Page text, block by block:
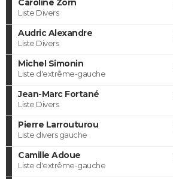
Caroline Zorn
Liste Divers
Audric Alexandre
Liste Divers
Michel Simonin
Liste d'extrême-gauche
Jean-Marc Fortané
Liste Divers
Pierre Larrouturou
Liste divers gauche
Camille Adoue
Liste d'extrême-gauche